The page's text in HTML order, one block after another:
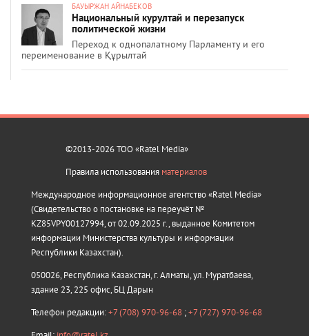
БАУЫРЖАН АЙНАБЕКОВ
Национальный курултай и перезапуск
политической жизни
Переход к однопалатному Парламенту и его
переименование в Құрылтай
©2013-2026 ТОО «Ratel Media»
Правила использования материалов
Международное информационное агентство «Ratel Media»
(Свидетельство о постановке на переучёт №
KZ85VPY00127994, от 02.09.2025 г., выданное Комитетом
информации Министерства культуры и информации
Республики Казахстан).
050026, Республика Казахстан, г. Алматы, ул. Муратбаева,
здание 23, 225 офис, БЦ Дарын
Телефон редакции:+7 (708) 970-96-68 ;+7 (727) 970-96-68